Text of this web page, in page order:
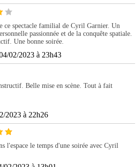
ce spectacle familial de Cyril Garnier. Un
passionnée et de la conquête spatiale.
Une bonne soirée.
02/2023 à 23h43
Belle mise en scène. Tout à fait
2023 à 22h26
l'espace le temps d'une soirée avec Cyril